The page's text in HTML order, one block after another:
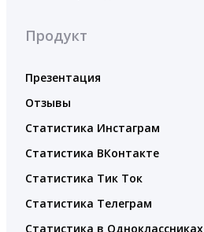
Продукт
Презентация
Отзывы
Статистика Инстаграм
Статистика ВКонтакте
Статистика Тик Ток
Статистика Телеграм
Статистика в Одноклассниках